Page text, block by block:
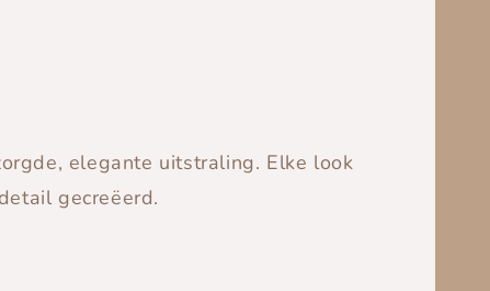
elegante uitstraling. Elke look
gecreëerd.